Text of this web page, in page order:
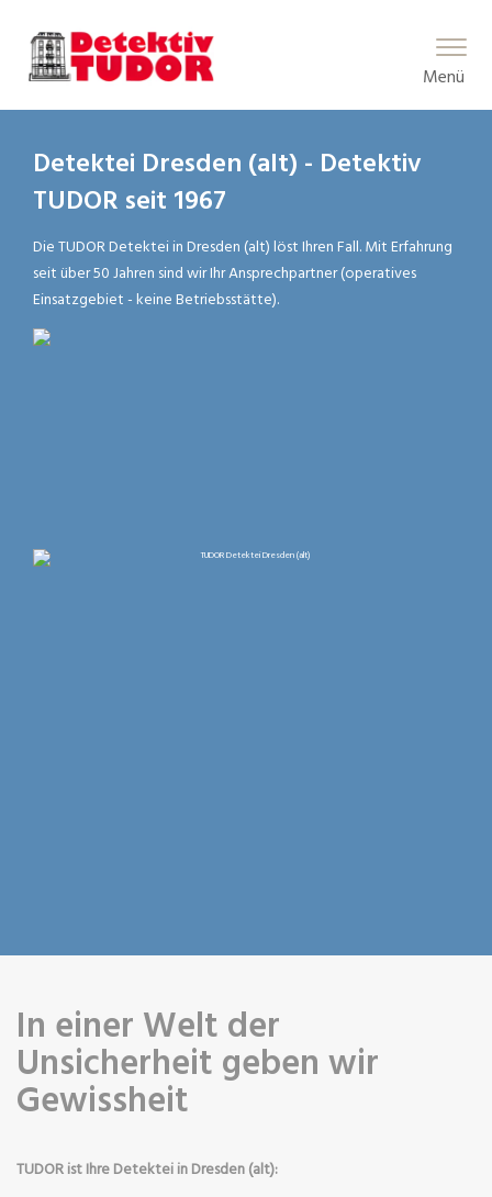
Main Menu
Menü
Detektei Dresden (alt) - Detektiv
TUDOR seit 1967
Die TUDOR Detektei in Dresden (alt) löst Ihren Fall. Mit Erfahrung
seit über 50 Jahren sind wir Ihr Ansprechpartner (operatives
Einsatzgebiet - keine Betriebsstätte).
In einer Welt der
Unsicherheit geben wir
Gewissheit
TUDOR ist Ihre Detektei in Dresden (alt):